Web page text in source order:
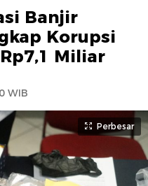
Banjir
Korupsi
Miliar
WIB
Perbesar